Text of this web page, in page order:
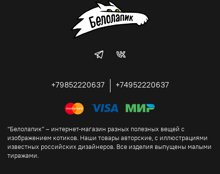
+79852220637 +74952220637
“Белолапик” – интернет-магазин разных полезных вещей с
изображением котиков. Наши товары авторские, с иллюстрациями
известных российских дизайнеров. Все изделия выпущены малыми
тиражами.